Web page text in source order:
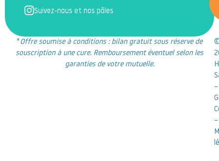
Suivez-nous et nos pôles
*Offre soumise à conditions : bilan gratuit sous réserve de
souscription à une cure. Remboursement éventuel selon les
garanties de votre mutuelle.
–
–